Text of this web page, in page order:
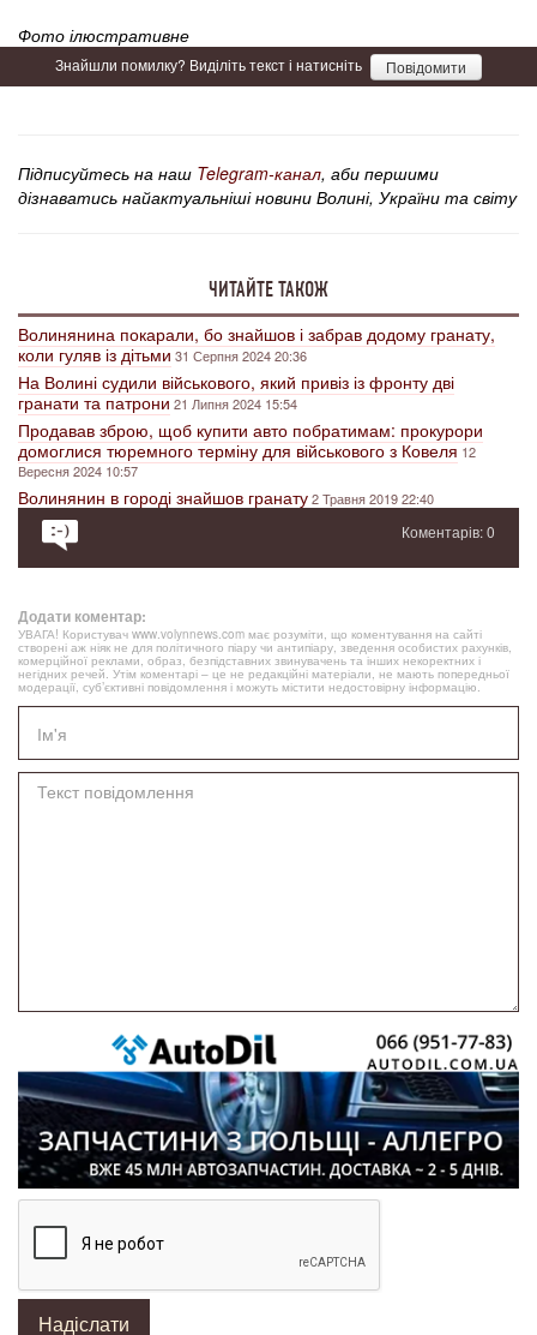
Фото ілюстративне
Знайшли помилку? Виділіть текст і натисніть Повідомити
Підписуйтесь на наш Telegram-канал, аби першими
дізнаватись найактуальніші новини Волині, України та світу
ЧИТАЙТЕ ТАКОЖ
Волинянина покарали, бо знайшов і забрав додому гранату,
коли гуляв із дітьми31 Серпня 2024 20:36
На Волині судили військового, який привіз із фронту дві
гранати та патрони21 Липня 2024 15:54
Продавав зброю, щоб купити авто побратимам: прокурори
домоглися тюремного терміну для військового з Ковеля 12
Вересня 2024 10:57
Волинянин в городі знайшов гранату2 Травня 2019 22:40
Коментарів: 0
Додати коментар:
УВАГА! Користувач www.volynnews.com має розуміти, що коментування на сайті
створені аж ніяк не для політичного піару чи антипіару, зведення особистих рахунків,
комерційної реклами, образ, безпідставних звинувачень та інших некоректних і
негідних речей. Утім коментарі – це не редакційні матеріали, не мають попередньої
модерації, суб’єктивні повідомлення і можуть містити недостовірну інформацію.